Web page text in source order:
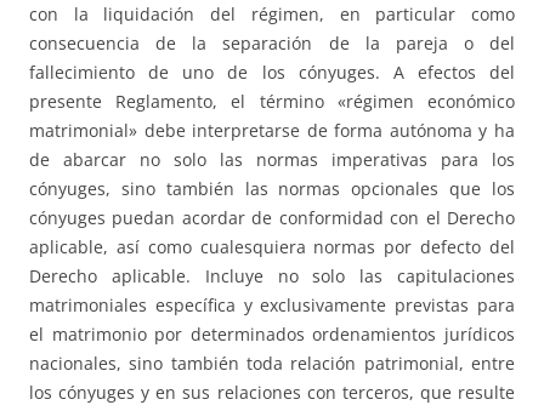
con la liquidación del régimen, en particular como
consecuencia de la separación de la pareja o del
fallecimiento de uno de los cónyuges. A efectos del
presente Reglamento, el término «régimen económico
matrimonial» debe interpretarse de forma autónoma y ha
de abarcar no solo las normas imperativas para los
cónyuges, sino también las normas opcionales que los
cónyuges puedan acordar de conformidad con el Derecho
aplicable, así como cualesquiera normas por defecto del
Derecho aplicable. Incluye no solo las capitulaciones
matrimoniales específica y exclusivamente previstas para
el matrimonio por determinados ordenamientos jurídicos
nacionales, sino también toda relación patrimonial, entre
los cónyuges y en sus relaciones con terceros, que resulte